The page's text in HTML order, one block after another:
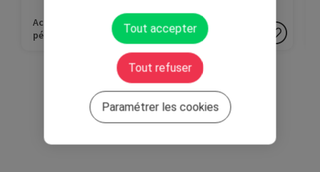
Activités
pédagogiques
Activités
pédagogiques
Tout accepter
Tout refuser
Paramétrer les cookies